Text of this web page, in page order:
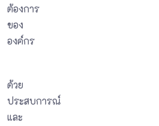
ต้องการ
ของ
องค์กร
ด้วย
ประสบการณ์
และ